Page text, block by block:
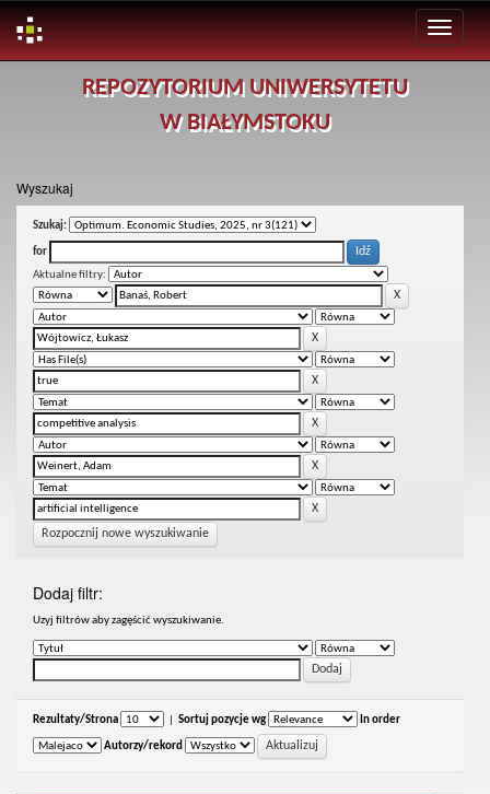
REPOZYTORIUM UNIWERSYTETU
W BIAŁYMSTOKU
Wyszukaj
Szukaj:
for
Aktualne filtry:
Rozpocznij nowe wyszukiwanie
Dodaj filtr:
Uzyj filtrów aby zagęścić wyszukiwanie.
Rezultaty/Strona Sortuj pozycje wg In order
Autorzy/rekord